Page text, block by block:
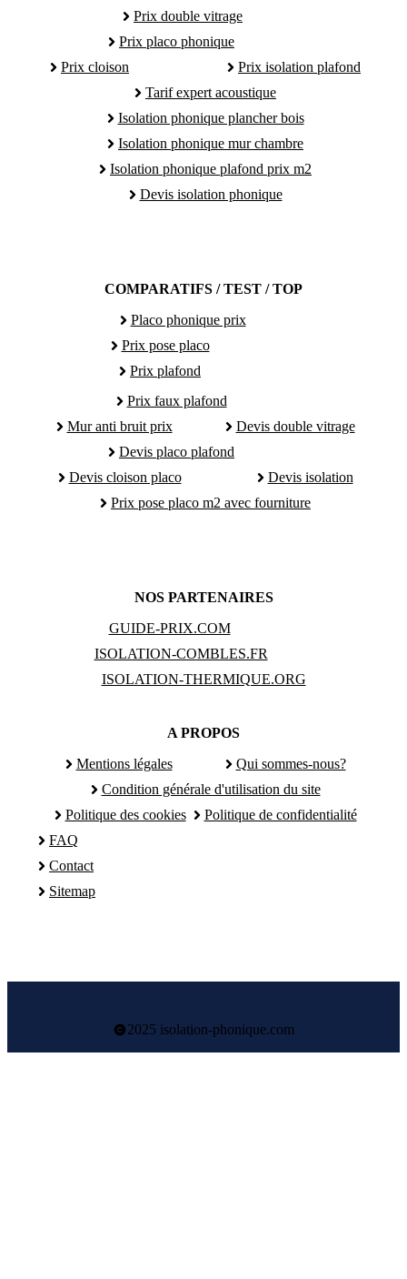
Prix double vitrage
Prix placo phonique
Prix cloison
Prix isolation plafond
Tarif expert acoustique
Isolation phonique plancher bois
Isolation phonique mur chambre
Isolation phonique plafond prix m2
Devis isolation phonique
COMPARATIFS / TEST / TOP
Placo phonique prix
Prix pose placo
Prix plafond
Prix faux plafond
Mur anti bruit prix
Devis double vitrage
Devis placo plafond
Devis cloison placo
Devis isolation
Prix pose placo m2 avec fourniture
NOS PARTENAIRES
GUIDE-PRIX.COM
ISOLATION-COMBLES.FR
ISOLATION-THERMIQUE.ORG
A PROPOS
Mentions légales
Qui sommes-nous?
Condition générale d'utilisation du site
Politique des cookies
Politique de confidentialité
FAQ
Contact
Sitemap
2025 isolation-phonique.com